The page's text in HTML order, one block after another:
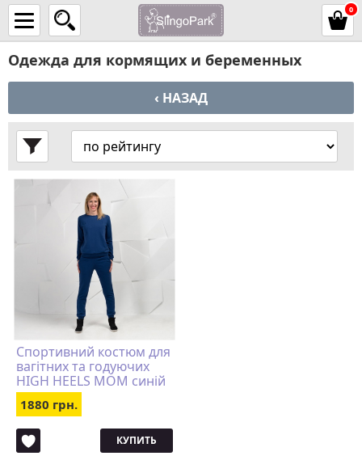
0
Одежда для кормящих и беременных
‹ НАЗАД
Спортивний костюм для
вагітних та годуючих
HIGH HEELS MOM синій
1880 грн.
КУПИТЬ